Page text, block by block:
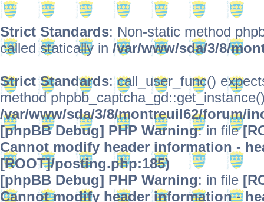
Strict Standards: Non-static method
called statically in /var/www/sda/3/8/
Strict Standards: call_user_func()
method
/var/www/sda/3/8/montreuil62/forum/
[phpBB Debug] PHP Warning: in file
Cannot modify header information -
[ROOT]/posting.php:185)
[phpBB Debug] PHP Warning: in file
Cannot modify header information -